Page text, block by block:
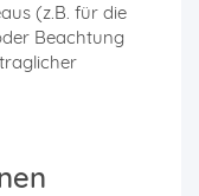
(z.B. für die
Beachtung